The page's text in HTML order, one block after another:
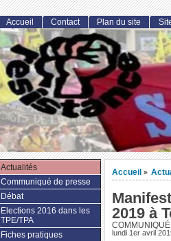
Accueil >
2019 à
lundi 1er avril
Accueil Contact Plan du site
Actualités
Communiqué de presse
Débat
Elections 2016 dans les
TPE/TPA
Fiches pratiques